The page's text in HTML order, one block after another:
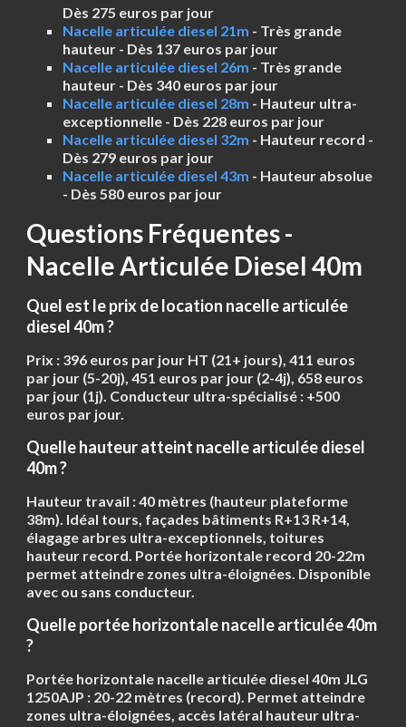
Dès 275 euros par jour
Nacelle articulée diesel 21m - Très grande
hauteur - Dès 137 euros par jour
Nacelle articulée diesel 26m - Très grande
hauteur - Dès 340 euros par jour
Nacelle articulée diesel 28m - Hauteur ultra-
exceptionnelle - Dès 228 euros par jour
Nacelle articulée diesel 32m - Hauteur record -
Dès 279 euros par jour
Nacelle articulée diesel 43m - Hauteur absolue
- Dès 580 euros par jour
Questions Fréquentes -
Nacelle Articulée Diesel 40m
Quel est le prix de location nacelle articulée
diesel 40m ?
Prix : 396 euros par jour HT (21+ jours), 411 euros
par jour (5-20j), 451 euros par jour (2-4j), 658 euros
par jour (1j). Conducteur ultra-spécialisé : +500
euros par jour.
Quelle hauteur atteint nacelle articulée diesel
40m ?
Hauteur travail :40 mètres (hauteur plateforme
38m). Idéal tours, façades bâtiments R+13 R+14,
élagage arbres ultra-exceptionnels, toitures
hauteur record. Portée horizontale record 20-22m
permet atteindre zones ultra-éloignées. Disponible
avec ou sans conducteur.
Quelle portée horizontale nacelle articulée 40m
?
Portée horizontale nacelle articulée diesel 40m JLG
1250AJP : 20-22 mètres (record). Permet atteindre
zones ultra-éloignées, accès latéral hauteur ultra-